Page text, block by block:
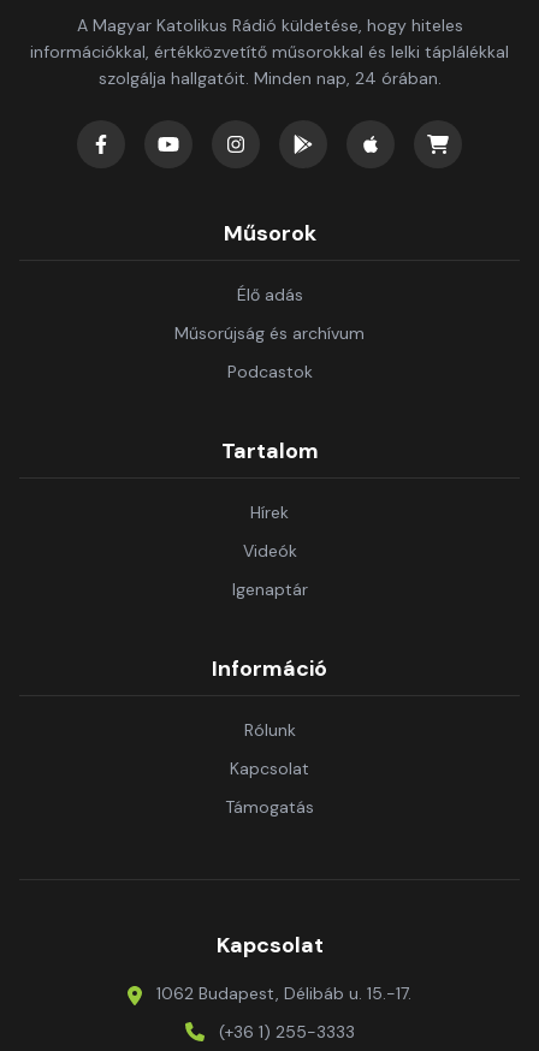
A Magyar Katolikus Rádió küldetése, hogy hiteles
információkkal, értékközvetítő műsorokkal és lelki táplálékkal
szolgálja hallgatóit. Minden nap, 24 órában.
Műsorok
Élő adás
Műsorújság és archívum
Podcastok
Tartalom
Hírek
Videók
Igenaptár
Információ
Rólunk
Kapcsolat
Támogatás
Kapcsolat
1062 Budapest, Délibáb u. 15.-17.
(+36 1) 255-3333